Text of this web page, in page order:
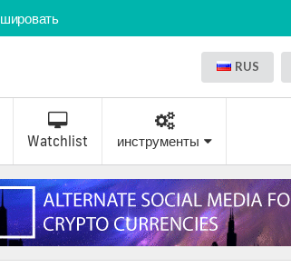
RUS
Watchlist инструменты